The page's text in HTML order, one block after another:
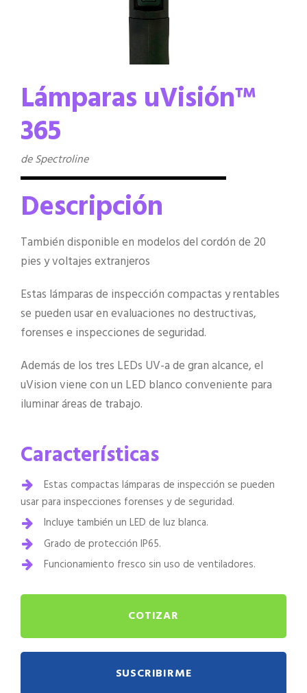
Lámparas uVisión™
365
de Spectroline
Descripción
También disponible en modelos del cordón de 20
pies y voltajes extranjeros
Estas lámparas de inspección compactas y rentables
se pueden usar en evaluaciones no destructivas,
forenses e inspecciones de seguridad.
Además de los tres LEDs UV-a de gran alcance, el
uVision viene con un LED blanco conveniente para
iluminar áreas de trabajo.
Características
Estas compactas lámparas de inspección se pueden
usar para inspecciones forenses y de seguridad.
Incluye también un LED de luz blanca.
Grado de protección IP65.
Funcionamiento fresco sin uso de ventiladores.
COTIZAR
SUSCRIBIRME